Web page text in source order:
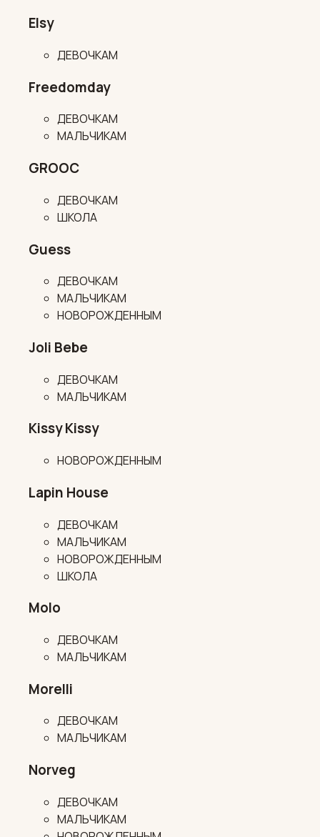
Elsy
ДЕВОЧКАМ
Freedomday
ДЕВОЧКАМ
МАЛЬЧИКАМ
GROOC
ДЕВОЧКАМ
ШКОЛА
Guess
ДЕВОЧКАМ
МАЛЬЧИКАМ
НОВОРОЖДЕННЫМ
Joli Bebe
ДЕВОЧКАМ
МАЛЬЧИКАМ
Kissy Kissy
НОВОРОЖДЕННЫМ
Lapin House
ДЕВОЧКАМ
МАЛЬЧИКАМ
НОВОРОЖДЕННЫМ
ШКОЛА
Molo
ДЕВОЧКАМ
МАЛЬЧИКАМ
Morelli
ДЕВОЧКАМ
МАЛЬЧИКАМ
Norveg
ДЕВОЧКАМ
МАЛЬЧИКАМ